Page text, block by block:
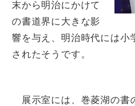
末から明治にかけて
の書道界に大きな影
響を与え、明治時代には小
されたそうです。
展示室には、巻菱湖の書